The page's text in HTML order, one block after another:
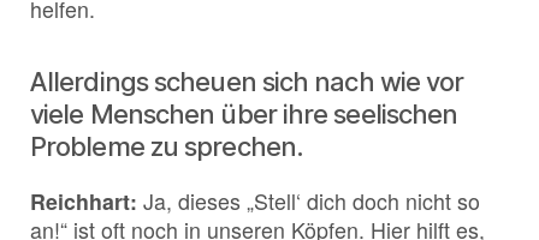
helfen.
Allerdings scheuen sich nach wie vor
viele Menschen über ihre seelischen
Probleme zu sprechen.
Reichhart: Ja, dieses „Stell‘ dich doch nicht so
an!“ ist oft noch in unseren Köpfen. Hier hilft es,